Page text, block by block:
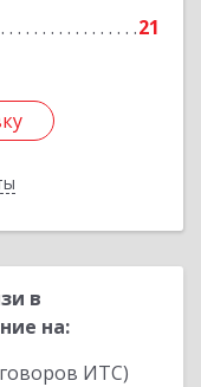
21
в
на:
ИТС)